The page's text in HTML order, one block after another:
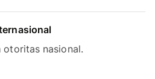
otoritas nasional.